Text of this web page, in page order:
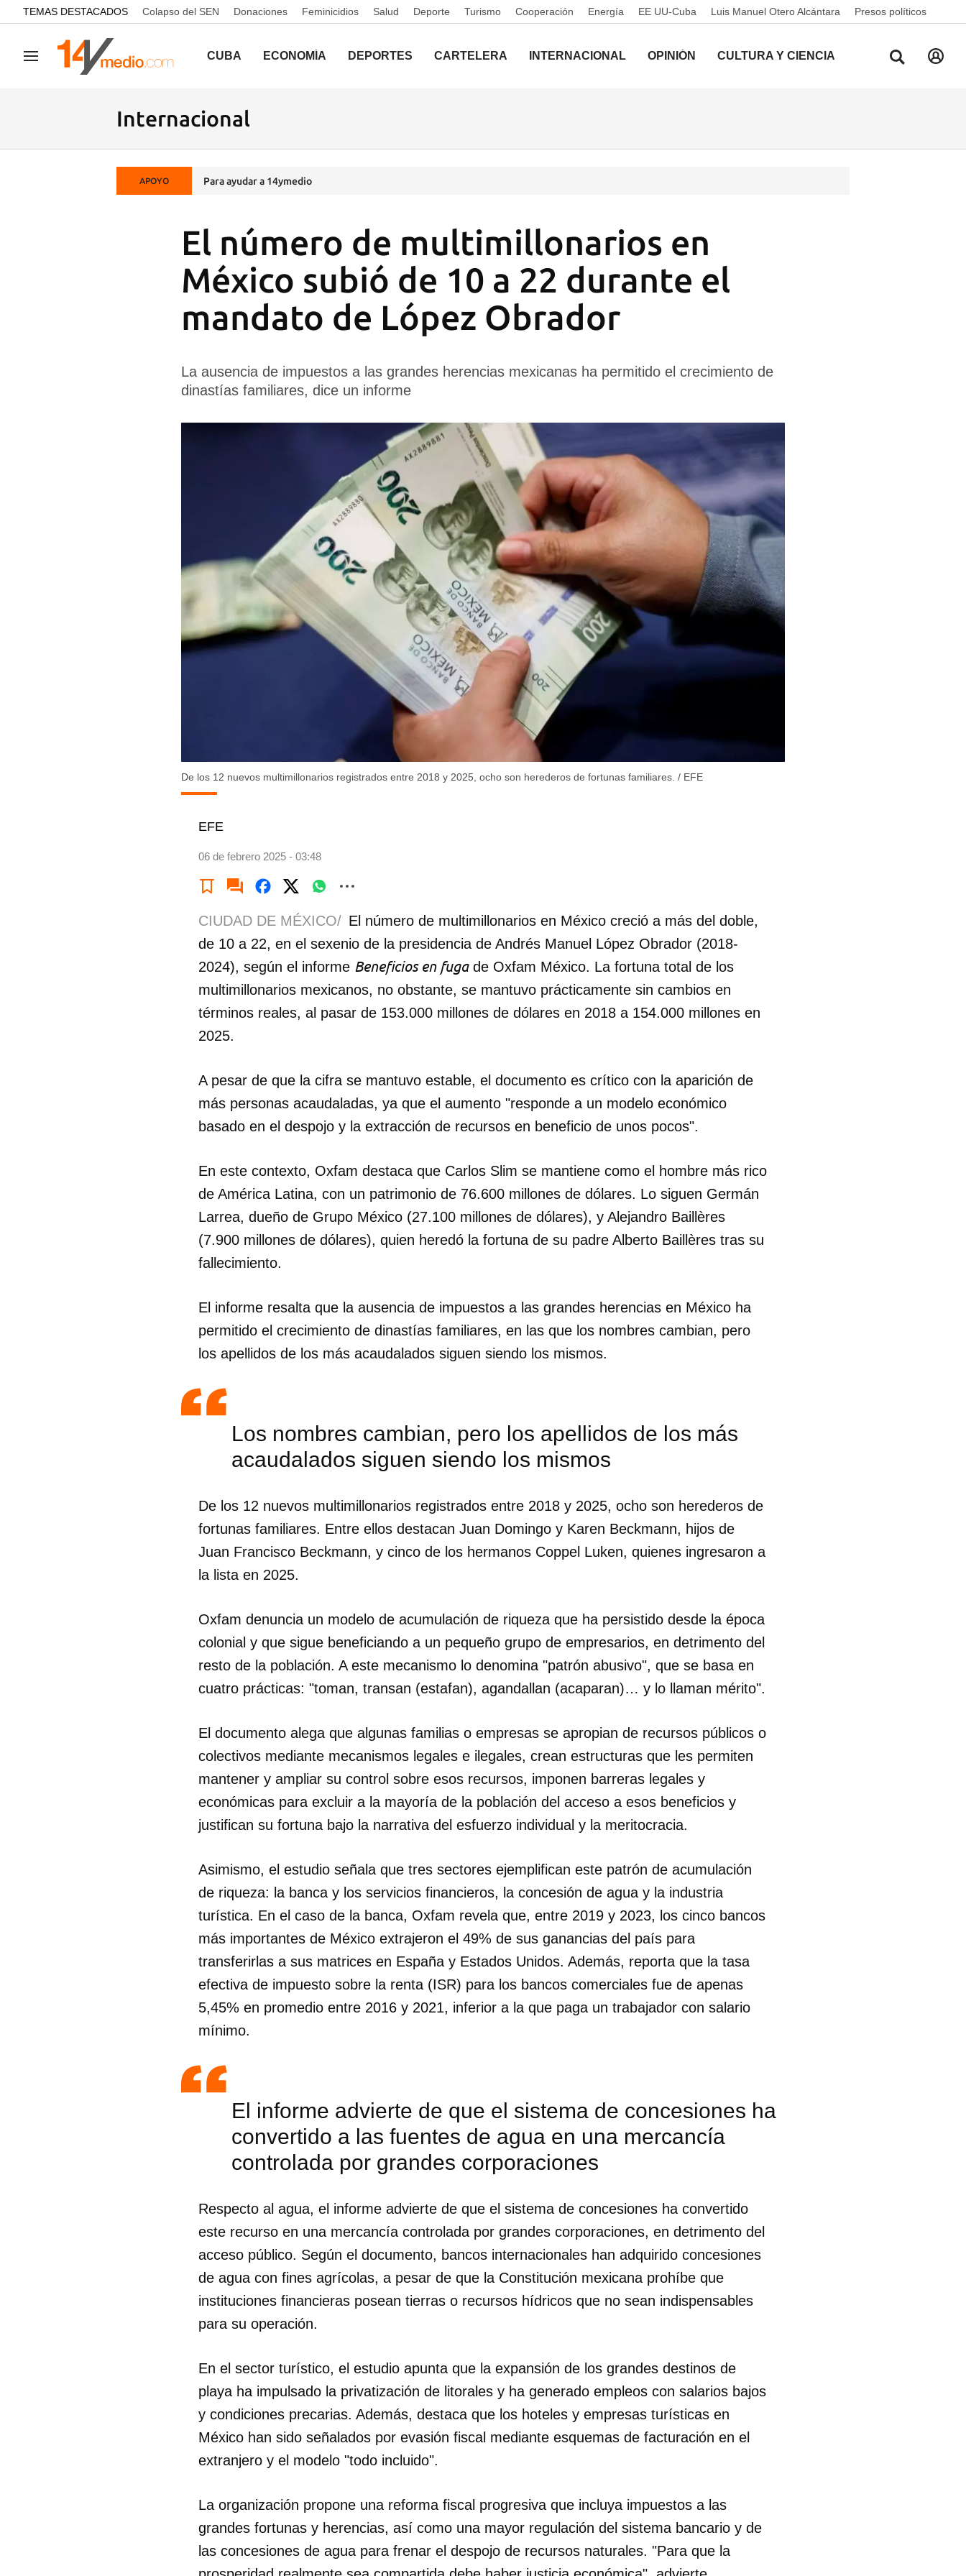
common.go-to-content
TEMAS DESTACADOS Colapso del SEN Donaciones Feminicidios Salud Deporte Turismo Cooperación Energía EE UU-Cuba Luis Manuel Otero Alcántara Presos políticos
Navegación CUBA ECONOMÍA DEPORTES CARTELERA INTERNACIONAL OPINIÓN CULTURA Y CIENCIA
Internacional
APOYO Para ayudar a 14ymedio
El número de multimillonarios en
México subió de 10 a 22 durante el
mandato de López Obrador
La ausencia de impuestos a las grandes herencias mexicanas ha permitido el crecimiento de
dinastías familiares, dice un informe
De los 12 nuevos multimillonarios registrados entre 2018 y 2025, ocho son herederos de fortunas familiares. / EFE
EFE
06 de febrero 2025 - 03:48
Guardar como favorito
INICIAR SESIÓN CANCELAR
CIUDAD DE MÉXICO/ El número de multimillonarios en México creció a más del doble,
de 10 a 22, en el sexenio de la presidencia de Andrés Manuel López Obrador (2018-
2024), según el informe Beneficios en fugade Oxfam México. La fortuna total de los
multimillonarios mexicanos, no obstante, se mantuvo prácticamente sin cambios en
términos reales, al pasar de 153.000 millones de dólares en 2018 a 154.000 millones en
2025.
A pesar de que la cifra se mantuvo estable, el documento es crítico con la aparición de
más personas acaudaladas, ya que el aumento "responde a un modelo económico
basado en el despojo y la extracción de recursos en beneficio de unos pocos".
En este contexto, Oxfam destaca que Carlos Slim se mantiene como el hombre más rico
de América Latina, con un patrimonio de 76.600 millones de dólares. Lo siguen Germán
Larrea, dueño de Grupo México (27.100 millones de dólares), y Alejandro Baillères
(7.900 millones de dólares), quien heredó la fortuna de su padre Alberto Baillères tras su
fallecimiento.
El informe resalta que la ausencia de impuestos a las grandes herencias en México ha
permitido el crecimiento de dinastías familiares, en las que los nombres cambian, pero
los apellidos de los más acaudalados siguen siendo los mismos.
Los nombres cambian, pero los apellidos de los más
acaudalados siguen siendo los mismos
De los 12 nuevos multimillonarios registrados entre 2018 y 2025, ocho son herederos de
fortunas familiares. Entre ellos destacan Juan Domingo y Karen Beckmann, hijos de
Juan Francisco Beckmann, y cinco de los hermanos Coppel Luken, quienes ingresaron a
la lista en 2025.
Oxfam denuncia un modelo de acumulación de riqueza que ha persistido desde la época
colonial y que sigue beneficiando a un pequeño grupo de empresarios, en detrimento del
resto de la población. A este mecanismo lo denomina "patrón abusivo", que se basa en
cuatro prácticas: "toman, transan (estafan), agandallan (acaparan)… y lo llaman mérito".
El documento alega que algunas familias o empresas se apropian de recursos públicos o
colectivos mediante mecanismos legales e ilegales, crean estructuras que les permiten
mantener y ampliar su control sobre esos recursos, imponen barreras legales y
económicas para excluir a la mayoría de la población del acceso a esos beneficios y
justifican su fortuna bajo la narrativa del esfuerzo individual y la meritocracia.
Asimismo, el estudio señala que tres sectores ejemplifican este patrón de acumulación
de riqueza: la banca y los servicios financieros, la concesión de agua y la industria
turística. En el caso de la banca, Oxfam revela que, entre 2019 y 2023, los cinco bancos
más importantes de México extrajeron el 49% de sus ganancias del país para
transferirlas a sus matrices en España y Estados Unidos. Además, reporta que la tasa
efectiva de impuesto sobre la renta (ISR) para los bancos comerciales fue de apenas
5,45% en promedio entre 2016 y 2021, inferior a la que paga un trabajador con salario
mínimo.
El informe advierte de que el sistema de concesiones ha
convertido a las fuentes de agua en una mercancía
controlada por grandes corporaciones
Respecto al agua, el informe advierte de que el sistema de concesiones ha convertido
este recurso en una mercancía controlada por grandes corporaciones, en detrimento del
acceso público. Según el documento, bancos internacionales han adquirido concesiones
de agua con fines agrícolas, a pesar de que la Constitución mexicana prohíbe que
instituciones financieras posean tierras o recursos hídricos que no sean indispensables
para su operación.
En el sector turístico, el estudio apunta que la expansión de los grandes destinos de
playa ha impulsado la privatización de litorales y ha generado empleos con salarios bajos
y condiciones precarias. Además, destaca que los hoteles y empresas turísticas en
México han sido señalados por evasión fiscal mediante esquemas de facturación en el
extranjero y el modelo "todo incluido".
La organización propone una reforma fiscal progresiva que incluya impuestos a las
grandes fortunas y herencias, así como una mayor regulación del sistema bancario y de
las concesiones de agua para frenar el despojo de recursos naturales. "Para que la